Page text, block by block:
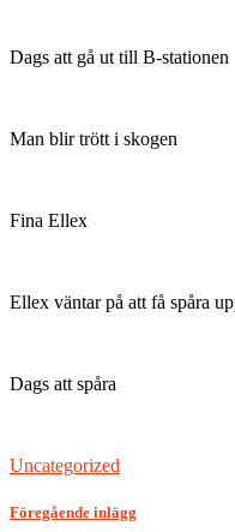
Dags att gå ut till B-stationen
Man blir trött i skogen
Fina Ellex
Ellex väntar på att få spåra
Dags att spåra
Uncategorized
Föregående inlägg